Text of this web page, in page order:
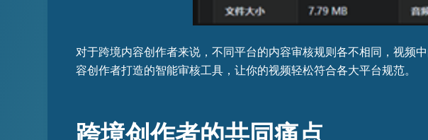
对于跨境内容创作者来说，不同平台的内容审核规则各不相同，视频
容创作者打造的智能审核工具，让你的视频轻松符合各大平台规范。
跨境创作者的共同痛点